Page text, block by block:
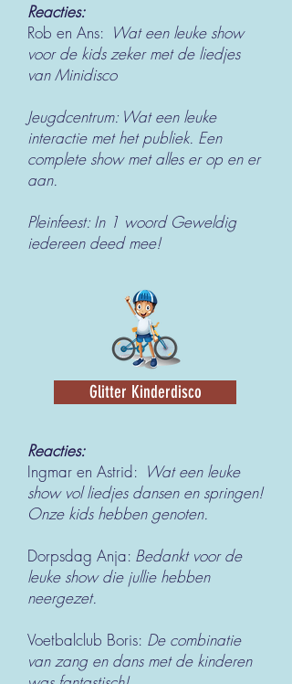
Reacties:
Rob en Ans: Wat een leuke show
voor de kids zeker met de liedjes
van Minidisco
Jeugdcentrum: Wat een leuke
interactie met het publiek. Een
complete show met alles er op en er
aan.
Pleinfeest: In 1 woord Geweldig
iedereen deed mee!
Glitter Kinderdisco
Reacties:
Ingmar en Astrid: Wat een leuke
show vol liedjes dansen en springen!
Onze kids hebben genoten.
Dorpsdag Anja: Bedankt voor de
leuke show die jullie hebben
neergezet.
Voetbalclub Boris: De combinatie
van zang en dans met de kinderen